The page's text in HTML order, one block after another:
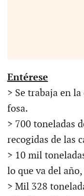
Entérese
> Se trabaja en
fosa.
> 700 toneladas
recogidas de las
> 10 mil
lo que va del
> Mil 328